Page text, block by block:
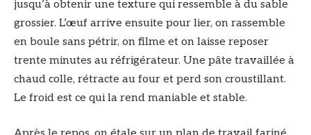
jusqu’à obtenir une texture qui ressemble à du sable
grossier. L’œuf arrive ensuite pour lier, on rassemble
en boule sans pétrir, on filme et on laisse reposer
trente minutes au réfrigérateur. Une pâte travaillée à
chaud colle, rétracte au four et perd son croustillant.
Le froid est ce qui la rend maniable et stable.